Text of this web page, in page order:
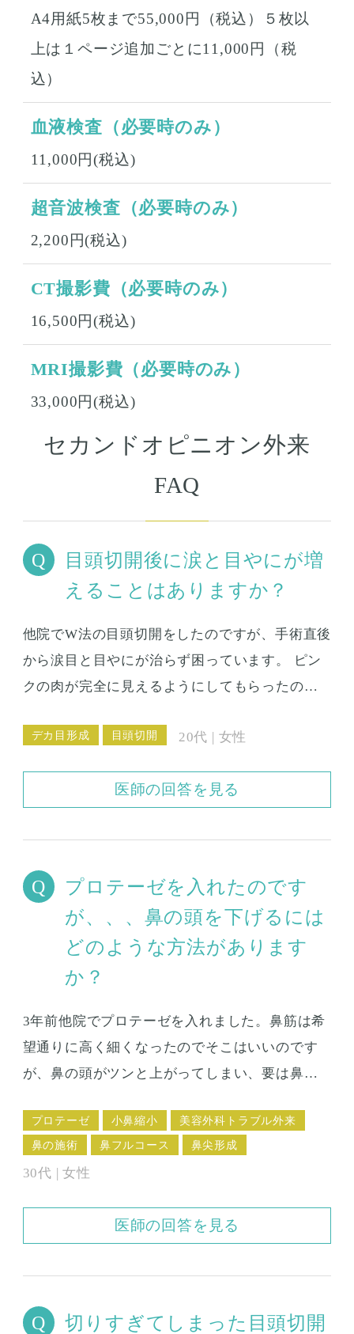
A4用紙5枚まで55,000円（税込）５枚以
上は１ページ追加ごとに11,000円（税
込）
血液検査（必要時のみ）
11,000円(税込)
超音波検査（必要時のみ）
2,200円(税込)
CT撮影費（必要時のみ）
16,500円(税込)
MRI撮影費（必要時のみ）
33,000円(税込)
セカンドオピニオン外来
FAQ
目頭切開後に涙と目やにが増
えることはありますか？
他院でW法の目頭切開をしたのですが、手術直後
から涙目と目やにが治らず困っています。 ピン
クの肉が完全に見えるようにしてもらったの
修正手術で症状を落ち着かせることは可能なの
デカ目形成 目頭切開 20代 | 女性
医師の回答を見る
プロテーゼを入れたのです
が、、、鼻の頭を下げるには
どのような方法があります
か？
3年前他院でプロテーゼを入れました。鼻筋は希
望通りに高く細くなったのでそこはいいのです
が、鼻の頭がツンと上がってしまい、要は鼻の
思います。鼻の穴が見えて嫌なので下げたいで
す。 こういう高い鼻先を下げるときは、何か鼻
先を切り取ることになるのでしょうか？プロテ
な場合ですか？
プロテーゼ 小鼻縮小
美容外科トラブル外来
鼻の施術
鼻フルコース 鼻尖形成
30代 | 女性
医師の回答を見る
切りすぎてしまった目頭切開